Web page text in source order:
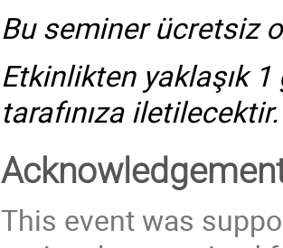
Bu seminer ücretsiz
Etkinlikten yaklaşık
tarafınıza iletilecektir.
This event was